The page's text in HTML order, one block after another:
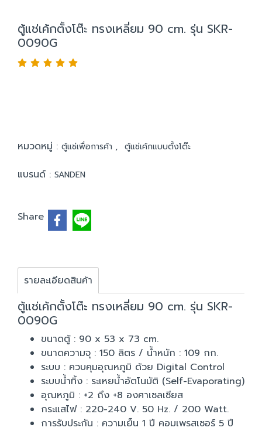
ตู้แช่เค้กตั้งโต๊ะ ทรงเหลี่ยม 90 cm. รุ่น SKR-
0090G
หมวดหมู่ : ตู้แช่เพื่อการค้า , ตู้แช่เค้กแบบตั้งโต๊ะ
แบรนด์ : SANDEN
Share
รายละเอียดสินค้า
ตู้แช่เค้กตั้งโต๊ะ ทรงเหลี่ยม 90 cm. รุ่น SKR-
0090G
ขนาดตู้ : 90 x 53 x 73 cm.
ขนาดความจุ : 150 ลิตร / น้ำหนัก : 109 กก.
ระบบ : ควบคุมอุณหภูมิ ด้วย Digital Control
ระบบน้ำทิ้ง : ระเหยน้ำอัตโนมัติ (Self-Evaporating)
อุณหภูมิ : +2 ถึง +8 องศาเซลเซียส
กระแสไฟ : 220-240 V. 50 Hz. / 200 Watt.
การรับประกัน : ความเย็น 1 ปี คอมเพรสเซอร์ 5 ปี